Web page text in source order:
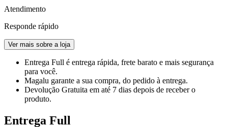
Atendimento
Responde rápido
Ver mais sobre a loja
Entrega Full é entrega rápida, frete barato e mais segurança
para você.
Magalu garante a sua compra, do pedido à entrega.
Devolução Gratuita em até 7 dias depois de receber o
produto.
Entrega Full